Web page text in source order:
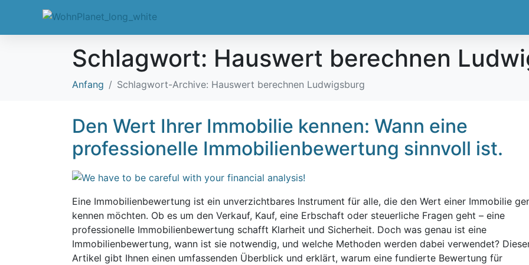
Schlagwort: Hauswert berechnen
Anfang Schlagwort-Archive: Hauswert berechnen Ludwigsburg
Den Wert Ihrer Immobilie kennen: Wann eine
professionelle Immobilienbewertung sinnvoll ist.
Eine Immobilienbewertung ist ein unverzichtbares Instrument für alle, die den Wert einer Immobilie
kennen möchten. Ob es um den Verkauf, Kauf, eine Erbschaft oder steuerliche Fragen geht – eine
professionelle Immobilienbewertung schafft Klarheit und Sicherheit. Doch was genau ist eine
Immobilienbewertung, wann ist sie notwendig, und welche Methoden werden dabei verwendet?
Artikel gibt Ihnen einen umfassenden Überblick und erklärt, warum eine fundierte Bewertung für